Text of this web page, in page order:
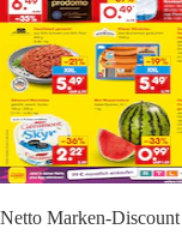
Netto Marken-Discount